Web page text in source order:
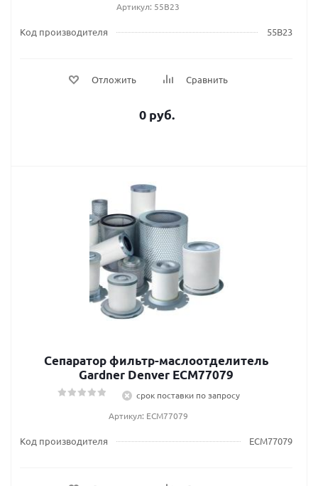
Артикул: 55B23
Код производителя 55B23
Отложить Сравнить
0 руб.
Сепаратор фильтр-маслоотделитель
Gardner Denver ECM77079
срок поставки по запросу
Артикул: ECM77079
Код производителя ECM77079